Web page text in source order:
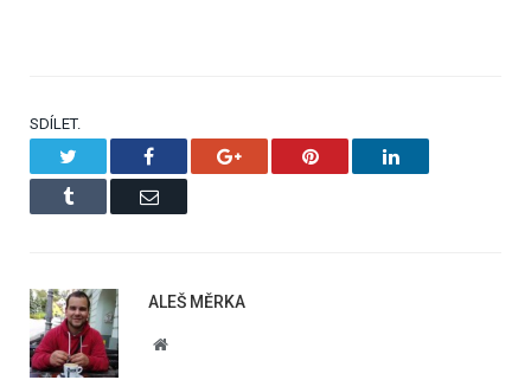
SDÍLET.
Facebook Google+ Pinterest LinkedIn
Tumblr Email
ALEŠ MĚRKA
Website